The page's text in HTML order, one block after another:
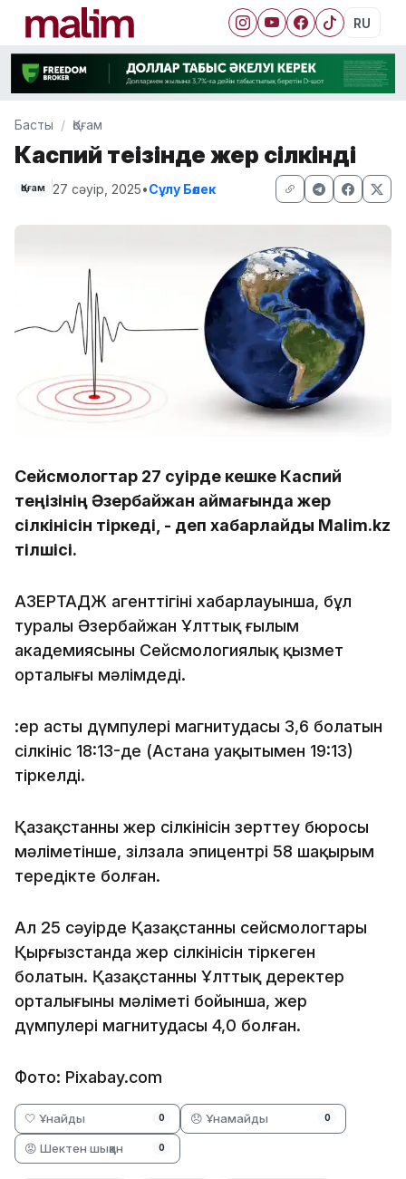
RU
Басты Қоғам
Каспий теңізінде жер сілкінді
Қоғам 27 сәуір, 2025•Сұлу Бөлек
Сейсмологтар 27 сәуірде кешке Каспий
теңізінің Әзербайжан аймағында жер
сілкінісін тіркеді, - деп хабарлайды Malim.kz
тілшісі.
АЗЕРТАДЖ агенттігінің хабарлауынша, бұл
туралы Әзербайжан Ұлттық ғылым
академиясының Сейсмологиялық қызмет
орталығы мәлімдеді.
:ер асты дүмпулері магнитудасы 3,6 болатын
сілкініс 18:13-де (Астана уақытымен 19:13)
тіркелді.
Қазақстанның жер сілкінісін зерттеу бюросы
мәліметінше, зілзала эпицентрі 58 шақырым
тереңдікте болған.
Ал 25 сәуірде Қазақстанның сейсмологтары
Қырғызстанда жер сілкінісін тіркеген
болатын. Қазақстанның Ұлттық деректер
орталығының мәліметі бойынша, жер
дүмпулері магнитудасы 4,0 болған.
Фото: Pixabay.com
🤍 Ұнайды 0 😞 Ұнамайды 0
😡 Шектен шыққан 0